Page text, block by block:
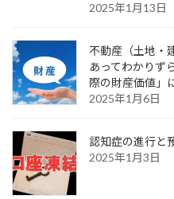
2025年1月13日
不動産（土地・
あってわかりず
際の財産価値」
2025年1月6日
認知症の進行と
2025年1月3日